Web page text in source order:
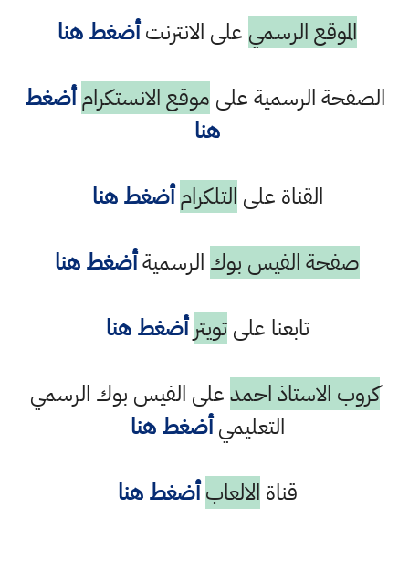
الموقع الرسمي على الانترنتأضغط هنا
الصفحة الرسمية على موقع الانستكرام أضغط
هنا
القناة على التلكرام أضغط هنا
صفحة الفيس بوك الرسميةأضغط هنا
تابعنا علىتويتر أضغط هنا
كروب الاستاذ احمدعلى الفيس بوك الرسمي
التعليميأضغط هنا
قناة الالعاب أضغط هنا